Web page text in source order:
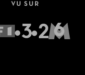
VU SUR